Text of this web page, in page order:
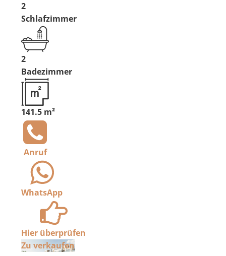
2
Schlafzimmer
2
Badezimmer
141.5 m²
Anruf
WhatsApp
Hier überprüfen
Zu verkaufen